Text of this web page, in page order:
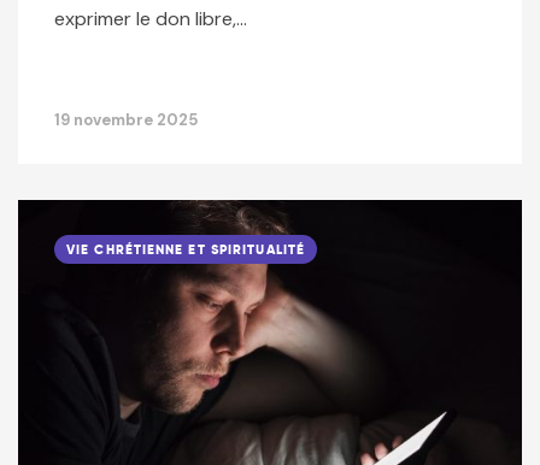
exprimer le don libre,…
19 novembre 2025
VIE CHRÉTIENNE ET SPIRITUALITÉ